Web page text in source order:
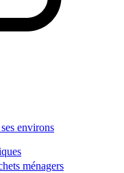
environs
ménagers